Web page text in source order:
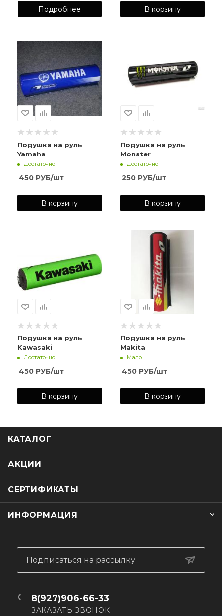
Подробнее В корзину
Подушка на руль
Yamaha
Достаточно
450 РУБ/шт
В корзину
Подушка на руль
Monster
Достаточно
250РУБ/шт
В корзину
Подушка на руль
Kawasaki
Достаточно
450 РУБ/шт
В корзину
Подушка на руль
Makita
Мало
450РУБ/шт
В корзину
КАТАЛОГ
АКЦИИ
СЕРТИФИКАТЫ
ИНФОРМАЦИЯ
Подписаться на рассылку
8(927)906-66-33
ЗАКАЗАТЬ ЗВОНОК